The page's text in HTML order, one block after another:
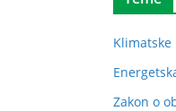
Zakon o